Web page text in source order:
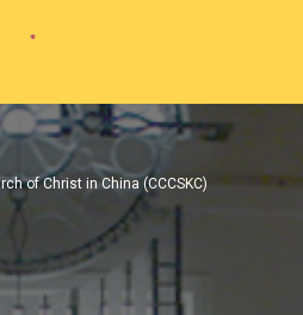
of Christ in China (CCCSKC)